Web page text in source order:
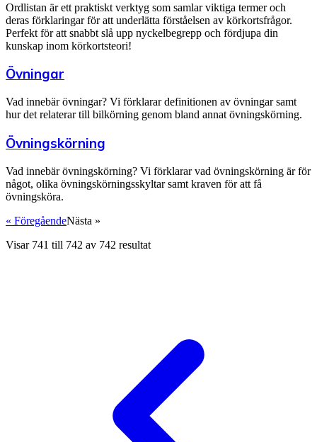
Ordlistan är ett praktiskt verktyg som samlar viktiga termer och
deras förklaringar för att underlätta förståelsen av körkortsfrågor.
Perfekt för att snabbt slå upp nyckelbegrepp och fördjupa din
kunskap inom körkortsteori!
Övningar
Vad innebär övningar? Vi förklarar definitionen av övningar samt
hur det relaterar till bilkörning genom bland annat övningskörning.
Övningskörning
Vad innebär övningskörning? Vi förklarar vad övningskörning är för
något, olika övningskörningsskyltar samt kraven för att få
övningsköra.
« FöregåendeNästa »
Visar 741 till 742 av 742 resultat